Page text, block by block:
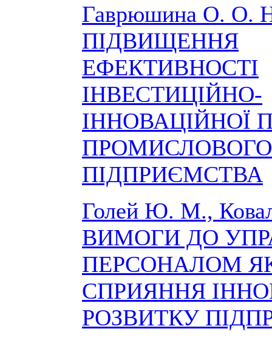
Гаврюшина О.
ПІДВИЩЕННЯ
ЕФЕКТИВНОСТІ
ІНВЕСТИЦІЙНО-
ІННОВАЦІЙНОЇ
ПРОМИСЛОВОГО
ПІДПРИЄМСТВА
Голей Ю. М.,
ВИМОГИ ДО
ПЕРСОНАЛОМ
СПРИЯННЯ
РОЗВИТКУ